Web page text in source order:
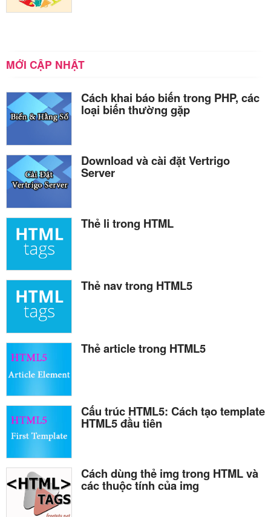
MỚI CẬP NHẬT
Cách khai báo biến trong PHP, các
loại biến thường gặp
Download và cài đặt Vertrigo
Server
Thẻ li trong HTML
Thẻ nav trong HTML5
Thẻ article trong HTML5
Cấu trúc HTML5: Cách tạo template
HTML5 đầu tiên
Cách dùng thẻ img trong HTML và
các thuộc tính của img